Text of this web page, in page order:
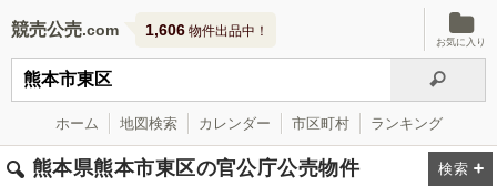
競売公売 1,606 物件出品中！
お気に入り
ホーム 地図検索 カレンダー 市区町村 ランキング
熊本県熊本市東区の官公庁公売物件